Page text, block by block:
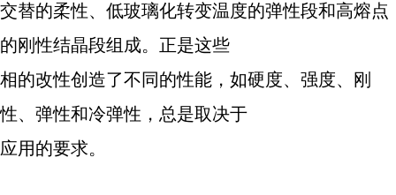
交替的柔性、低玻璃化转变温度的弹性段和高熔点
的刚性结晶段组成。正是这些
相的改性创造了不同的性能，如硬度、强度、刚
性、弹性和冷弹性，总是取决于
应用的要求。